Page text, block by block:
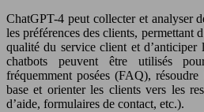
ChatGPT-4 peut collecter et analyser
les préférences des clients, permettant
qualité du service client et d’anticiper
chatbots peuvent être utilisés
fréquemment posées (FAQ),
base et orienter les clients vers les
d’aide, formulaires de contact, etc.).